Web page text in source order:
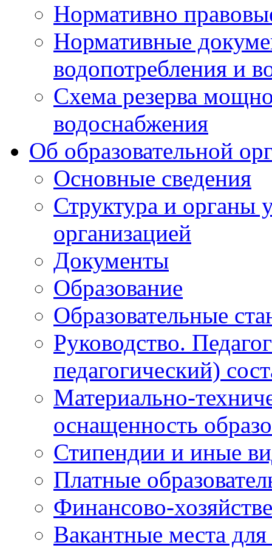
Нормативно
Нормативные
водопотребления и
Схема резерва
водоснабжения
Об образовательной
Основные сведения
Структура и органы
организацией
Документы
Образование
Образовательные
Руководство.
педагогический)
Материально-
оснащенность
Стипендии и иные
Платные
Финансово-
Вакантные места